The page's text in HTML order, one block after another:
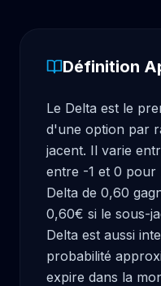
Définition
Le Delta est le
d'une option par
jacent. Il varie
entre -1 et 0 pour
Delta de 0,60
0,60€ si le sous-
Delta est aussi
probabilité
expire dans la